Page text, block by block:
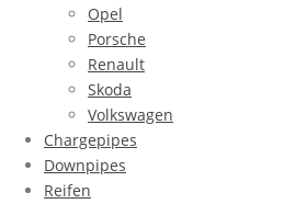
Opel
Porsche
Renault
Skoda
Volkswagen
Chargepipes
Downpipes
Reifen